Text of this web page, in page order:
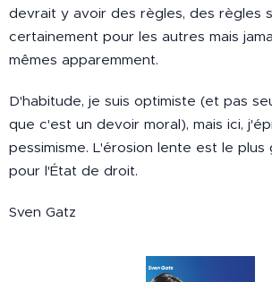
devrait y avoir des règles, des règles
certainement pour les autres mais
mêmes apparemment.
D'habitude, je suis optimiste (et pas
que c'est un devoir moral), mais ici,
pessimisme. L'érosion lente est le
pour l'État de droit.
Sven Gatz